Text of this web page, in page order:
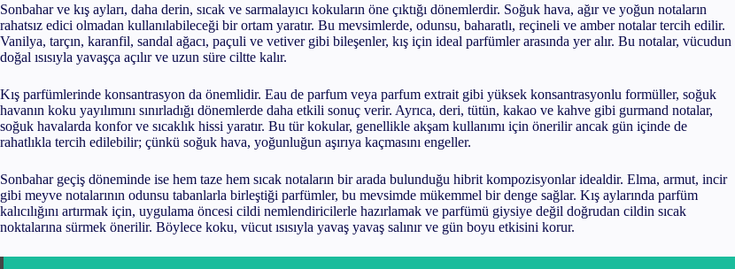
Sonbahar ve kış ayları, daha derin, sıcak ve sarmalayıcı kokuların öne çıktığı dönemlerdir. Soğuk hava, ağır ve yoğun notaların
rahatsız edici olmadan kullanılabileceği bir ortam yaratır. Bu mevsimlerde, odunsu, baharatlı, reçineli ve amber notalar tercih edilir.
Vanilya, tarçın, karanfil, sandal ağacı, paçuli ve vetiver gibi bileşenler, kış için ideal parfümler arasında yer alır. Bu notalar, vücudun
doğal ısısıyla yavaşça açılır ve uzun süre ciltte kalır.
Kış parfümlerinde konsantrasyon da önemlidir. Eau de parfum veya parfum extrait gibi yüksek konsantrasyonlu formüller, soğuk
havanın koku yayılımını sınırladığı dönemlerde daha etkili sonuç verir. Ayrıca, deri, tütün, kakao ve kahve gibi gurmand notalar,
soğuk havalarda konfor ve sıcaklık hissi yaratır. Bu tür kokular, genellikle akşam kullanımı için önerilir ancak gün içinde de
rahatlıkla tercih edilebilir; çünkü soğuk hava, yoğunluğun aşırıya kaçmasını engeller.
Sonbahar geçiş döneminde ise hem taze hem sıcak notaların bir arada bulunduğu hibrit kompozisyonlar idealdir. Elma, armut, incir
gibi meyve notalarının odunsu tabanlarla birleştiği parfümler, bu mevsimde mükemmel bir denge sağlar. Kış aylarında parfüm
kalıcılığını artırmak için, uygulama öncesi cildi nemlendiricilerle hazırlamak ve parfümü giysiye değil doğrudan cildin sıcak
noktalarına sürmek önerilir. Böylece koku, vücut ısısıyla yavaş yavaş salınır ve gün boyu etkisini korur.